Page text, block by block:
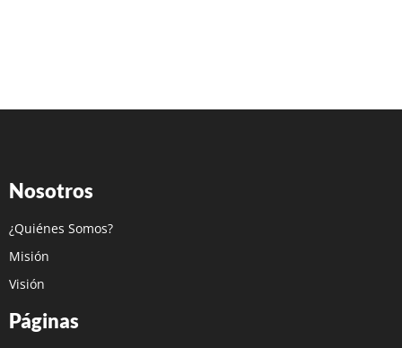
Nosotros
¿Quiénes Somos?
Misión
Visión
Páginas